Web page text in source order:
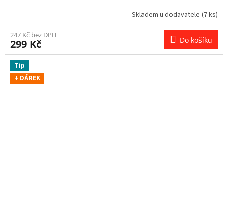
Skladem u dodavatele (7 ks)
247 Kč bez DPH
299 Kč Do košíku
Tip
+ DÁREK